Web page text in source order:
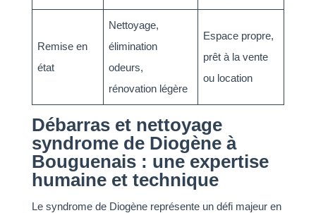
Remise en
état
Nettoyage,
élimination
odeurs,
rénovation légère
Espace propre,
prêt à la vente
ou location
Débarras et nettoyage
syndrome de Diogène à
Bouguenais : une expertise
humaine et technique
Le syndrome de Diogène représente un défi majeur en